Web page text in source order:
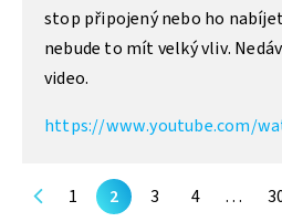
stop připojený nebo ho
nebude to mít velký vliv.
video.
https://www.youtube.com/
1 2 3 4 …